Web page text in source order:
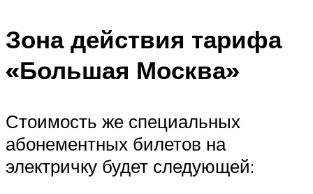
Зона действия тарифа
«Большая Москва»
Стоимость же специальных
абонементных билетов на
электричку будет следующей: